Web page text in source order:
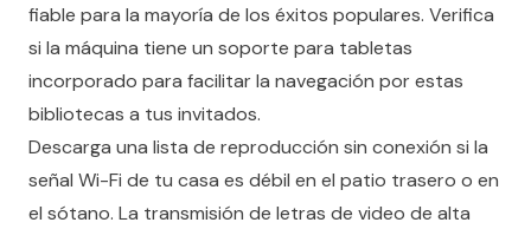
fiable para la mayoría de los éxitos populares. Verifica
si la máquina tiene un soporte para tabletas
incorporado para facilitar la navegación por estas
bibliotecas a tus invitados.
Descarga una lista de reproducción sin conexión si la
señal Wi-Fi de tu casa es débil en el patio trasero o en
el sótano. La transmisión de letras de video de alta